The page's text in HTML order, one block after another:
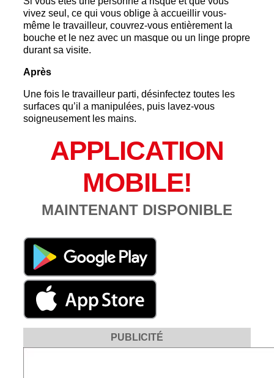
vivez seul, ce qui vous oblige à accueillir vous-
même le travailleur, couvrez-vous entièrement la
bouche et le nez avec un masque ou un linge propre
durant sa visite.
Après
Une fois le travailleur parti, désinfectez toutes les
surfaces qu’il a manipulées, puis lavez-vous
soigneusement les mains.
APPLICATION
MOBILE!
MAINTENANT DISPONIBLE
PUBLICITÉ